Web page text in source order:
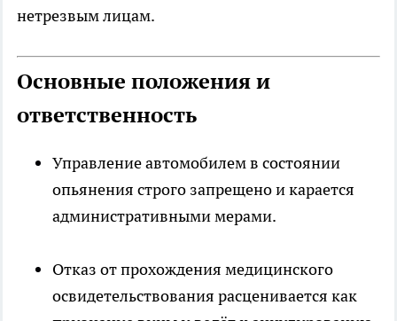
нетрезвым лицам.
Основные положения и
ответственность
Управление автомобилем в состоянии
опьянения строго запрещено и карается
административными мерами.
Отказ от прохождения медицинского
освидетельствования расценивается как